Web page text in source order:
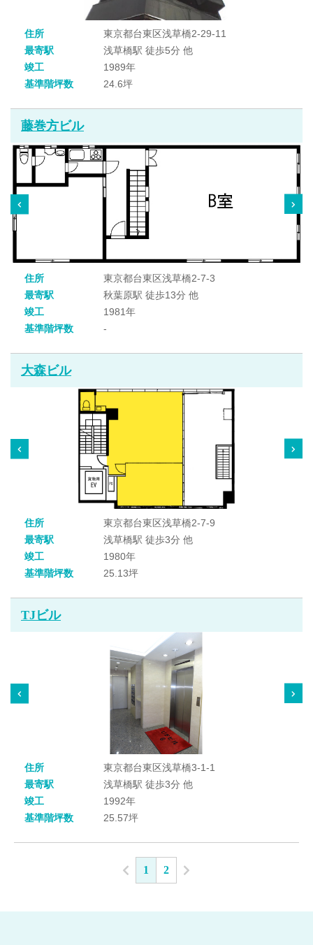
住所
東京都台東区浅草橋2-29-11
最寄駅
浅草橋駅 徒歩5分 他
竣工
1989年
基準階坪数
24.6坪
藤巻方ビル
住所
東京都台東区浅草橋2-7-3
最寄駅
秋葉原駅 徒歩13分 他
竣工
1981年
基準階坪数
-
大森ビル
住所
東京都台東区浅草橋2-7-9
最寄駅
浅草橋駅 徒歩3分 他
竣工
1980年
基準階坪数
25.13坪
TJビル
住所
東京都台東区浅草橋3-1-1
最寄駅
浅草橋駅 徒歩3分 他
竣工
1992年
基準階坪数
25.57坪
1 2